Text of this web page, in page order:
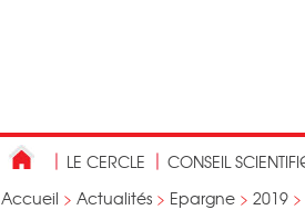
LE CERCLE CONSEIL
Accueil > Actualités > Epargne > 2019 >